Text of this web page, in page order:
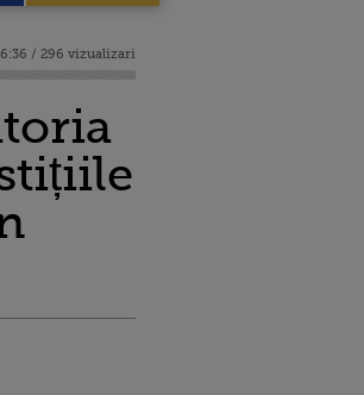
/ 296 vizualizari